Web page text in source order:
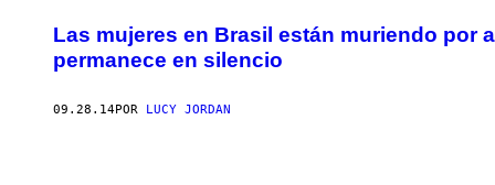
Las mujeres en Brasil están muriendo por
permanece en silencio
09.28.14POR LUCY JORDAN